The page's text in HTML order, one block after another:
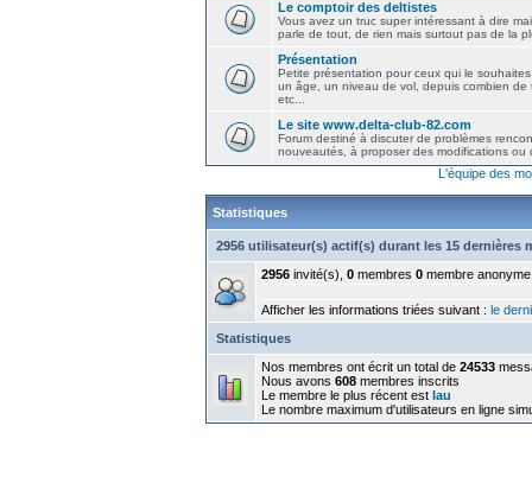
Le comptoir des deltistes
Vous avez un truc super intéressant à dire
parle de tout, de rien mais surtout pas de la
Présentation
Petite présentation pour ceux qui le
un âge, un niveau de vol, depuis combien de
etc...
Le site www.delta-club-82.com
Forum destiné à discuter de problèmes
nouveautés, à proposer des modifications ou
L'équipe des
Statistiques
2956 utilisateur(s) actif(s) durant les 15 dernières
2956 invité(s), 0 membres 0 membre anonyme
Afficher les informations triées suivant : le
Statistiques
Nos membres ont écrit un total de 24533
Nous avons 608 membres inscrits
Le membre le plus récent est lau
Le nombre maximum d'utilisateurs en ligne